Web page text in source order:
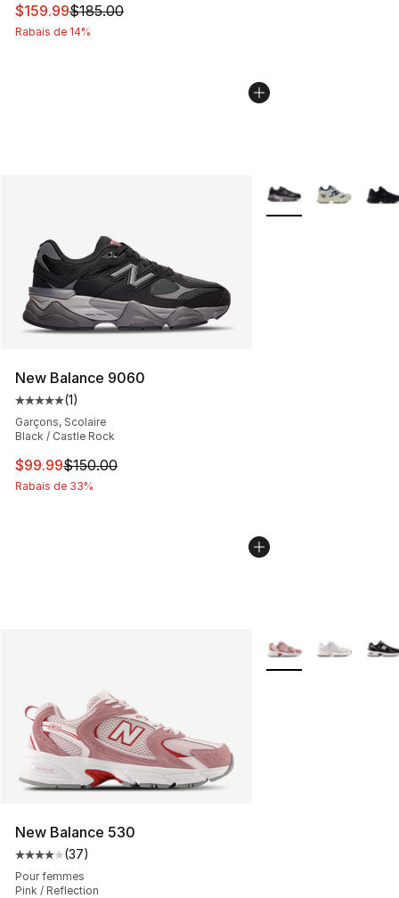
Cet article est en solde. Le prix est passé de $185.00 à
$159.99$185.00
Rabais de 14%
New Balance 9060
Cote moyenne du client - [5 sur 5 étoiles], 1
(1)
Garçons, Scolaire
Black / Castle Rock
Cet article est en solde. Le prix est passé de $150.00 à
$99.99$150.00
Rabais de 33%
Plus de couleurs
New Balance 530
Cote moyenne du client - [4 sur 5 étoiles], 37
(37)
Pour femmes
Pink / Reflection
Plus de couleurs